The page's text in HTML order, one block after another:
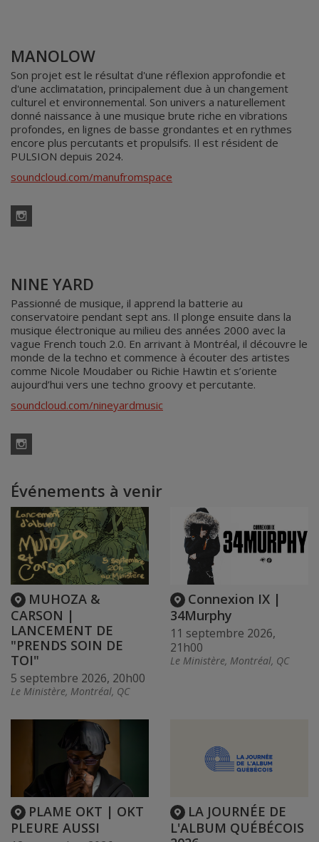
MANOLOW
Son projet est le résultat d'une réflexion approfondie et
d'une acclimatation, principalement due à un changement
culturel et environnemental. Son univers a naturellement
donné naissance à une musique brute riche en vibrations
profondes, en lignes de basse grondantes et en rythmes
encore plus percutants et propulsifs. Il est résident de
PULSION depuis 2024.
soundcloud.com/manufromspace
NINE YARD
Passionné de musique, il apprend la batterie au
conservatoire pendant sept ans. Il plonge ensuite dans la
musique électronique au milieu des années 2000 avec la
vague French touch 2.0. En arrivant à Montréal, il découvre le
monde de la techno et commence à écouter des artistes
comme Nicole Moudaber ou Richie Hawtin et s’oriente
aujourd’hui vers une techno groovy et percutante.
soundcloud.com/nineyardmusic
Événements à venir
MUHOZA &
CARSON |
LANCEMENT DE
"PRENDS SOIN DE
TOI"
5 septembre 2026, 20h00
Le Ministère, Montréal, QC
Connexion IX |
34Murphy
11 septembre 2026,
21h00
Le Ministère, Montréal, QC
PLAME OKT | OKT
PLEURE AUSSI
LA JOURNÉE DE
L'ALBUM QUÉBÉCOIS